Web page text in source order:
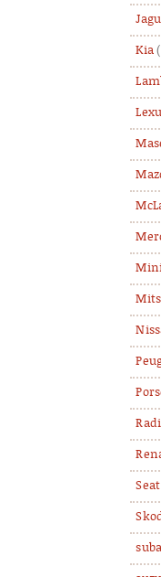
Kia
Seat